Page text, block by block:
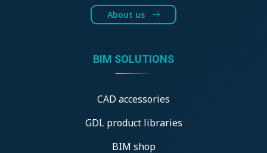
About us
BIM SOLUTIONS
CAD accessories
GDL product libraries
BIM shop